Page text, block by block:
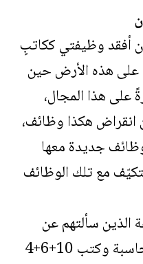
أفقد وظيفتي ككاتبٍ
على هذه الأرض حين
على هذا المجال،
هكذا وظائف،
جديدة معها
مع تلك الوظائف
الذين سألتهم عن
حسابي، فأخرج الحاسبة وكتب 10+6+4